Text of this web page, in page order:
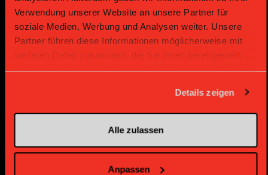
Verwendung unserer Website an unsere Partner für
soziale Medien, Werbung und Analysen weiter. Unsere
Partner führen diese Informationen möglicherweise mit
weiteren Daten zusammen, die Sie ihnen bereitgestellt
Details zeigen
Alle zulassen
Anpassen